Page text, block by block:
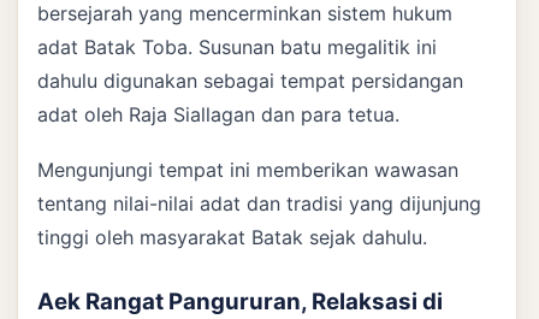
bersejarah yang mencerminkan sistem hukum
adat Batak Toba. Susunan batu megalitik ini
dahulu digunakan sebagai tempat persidangan
adat oleh Raja Siallagan dan para tetua.
Mengunjungi tempat ini memberikan wawasan
tentang nilai-nilai adat dan tradisi yang dijunjung
tinggi oleh masyarakat Batak sejak dahulu.
Aek Rangat Pangururan, Relaksasi di